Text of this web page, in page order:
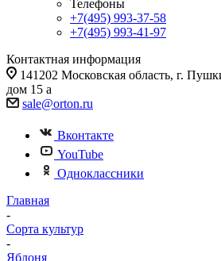
Телефоны
+7(495) 993-37-58
+7(495) 993-41-97
Контактная информация
141202 Московская область, г.
дом 15 а
sale@orton.ru
Вконтакте
YouTube
Одноклассники
Главная
-
Сорта культур
-
Яблоня